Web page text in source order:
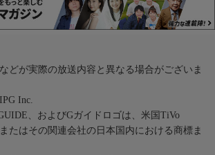
どが実際の放送内容と異なる場合がございま
Inc.
、およびGガイドロゴは、米国TiVo
たはその関連会社の日本国内における商標ま